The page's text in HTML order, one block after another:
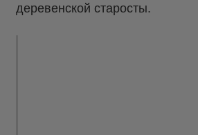
деревенской старосты.